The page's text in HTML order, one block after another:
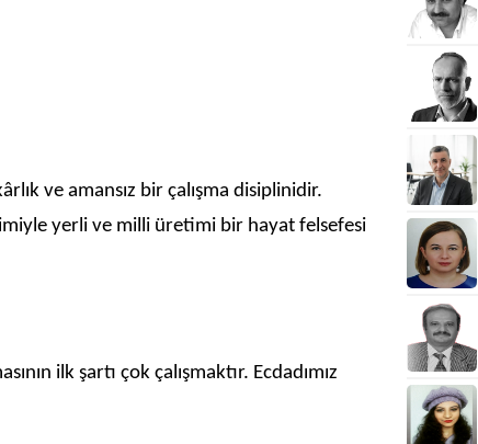
ve amansız bir çalışma disiplinidir.
yerli ve milli üretimi bir hayat felsefesi
ilk şartı çok çalışmaktır. Ecdadımız